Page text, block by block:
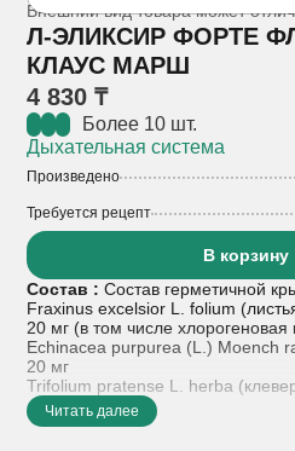
Внешний вид товара может
Л-ЭЛИКСИР ФОРТЕ
КЛАУС МАРШ
4 830 ₸
Более 10 шт.
Дыхательная система
Произведено
Требуется рецепт
В корзину
Состав :Состав герметичной
Fraxinus excelsior L. folium
20 мг (в том числе
Echinacea purpurea (L.) Moench
20 мг
Trifolium pratense L. herba
числе изофлавоны — 1,20 мг)
Glycyrrhiza glabra L. radix
Читать далее